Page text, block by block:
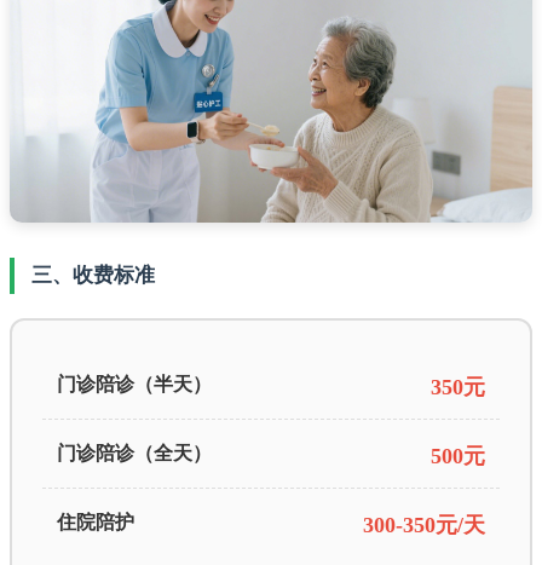
三、收费标准
门诊陪诊（半天） 350元
门诊陪诊（全天） 500元
住院陪护 300-350元/天